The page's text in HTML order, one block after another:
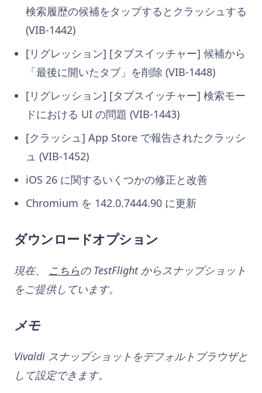
検索履歴の候補をタップするとクラッシュする
(VIB-1442)
[リグレッション] [タブスイッチャー] 候補から
「最後に開いたタブ」を削除 (VIB-1448)
[リグレッション] [タブスイッチャー] 検索モー
ドにおける UI の問題 (VIB-1443)
[クラッシュ] App Store で報告されたクラッシ
ュ (VIB-1452)
iOS 26 に関するいくつかの修正と改善
Chromium を 142.0.7444.90 に更新
ダウンロードオプション
現在、 こちらの TestFlight からスナップショット
をご提供しています。
メモ
Vivaldi スナップショットをデフォルトブラウザと
して設定できます。